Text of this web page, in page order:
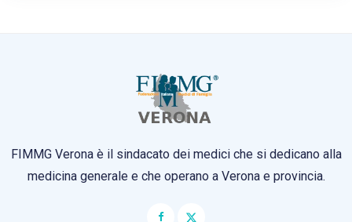
FIMMG Verona è il sindacato dei medici che si dedicano alla
medicina generale e che operano a Verona e provincia.